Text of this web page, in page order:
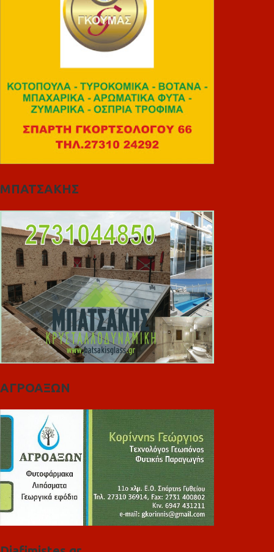
ΜΠΑΤΣΑΚΗΣ
ΑΓΡΟΑΞΩΝ